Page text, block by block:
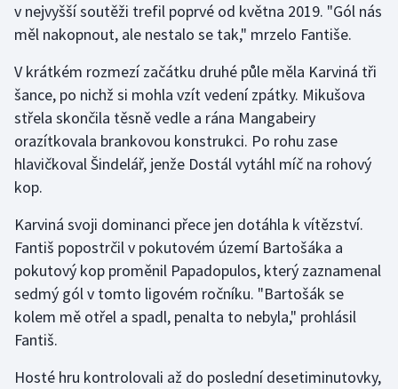
Motorsport
Olympijské hry
Parasport
Plavání
Plážový volejbal
Ragby
Rychlobruslení
Rychlostní kanoistika
Short track
v nejvyšší soutěži trefil poprvé od května 2019. "Gól nás
měl nakopnout, ale nestalo se tak," mrzelo Fantiše.
V krátkém rozmezí začátku druhé půle měla Karviná tři
šance, po nichž si mohla vzít vedení zpátky. Mikušova
střela skončila těsně vedle a rána Mangabeiry
orazítkovala brankovou konstrukci. Po rohu zase
hlavičkoval Šindelář, jenže Dostál vytáhl míč na rohový
kop.
Karviná svoji dominanci přece jen dotáhla k vítězství.
Fantiš popostrčil v pokutovém území Bartošáka a
pokutový kop proměnil Papadopulos, který zaznamenal
sedmý gól v tomto ligovém ročníku. "Bartošák se
kolem mě otřel a spadl, penalta to nebyla," prohlásil
Fantiš.
Hosté hru kontrolovali až do poslední desetiminutovky,